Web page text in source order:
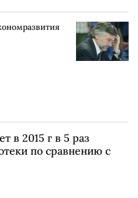
в 2015 г в 5 раз
по сравнению с